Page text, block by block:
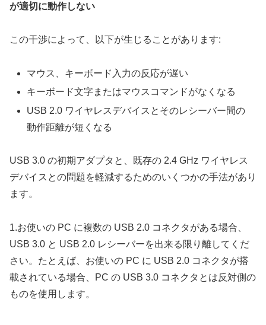
が適切に動作しない
この干渉によって、以下が生じることがあります:
マウス、キーボード入力の反応が遅い
キーボード文字またはマウスコマンドがなくなる
USB 2.0 ワイヤレスデバイスとそのレシーバー間の
動作距離が短くなる
USB 3.0 の初期アダプタと、既存の 2.4 GHz ワイヤレス
デバイスとの問題を軽減するためのいくつかの手法があり
ます。
1.お使いの PC に複数の USB 2.0 コネクタがある場合、
USB 3.0 と USB 2.0 レシーバーを出来る限り離してくだ
さい。たとえば、お使いの PC に USB 2.0 コネクタが搭
載されている場合、PC の USB 3.0 コネクタとは反対側の
ものを使用します。